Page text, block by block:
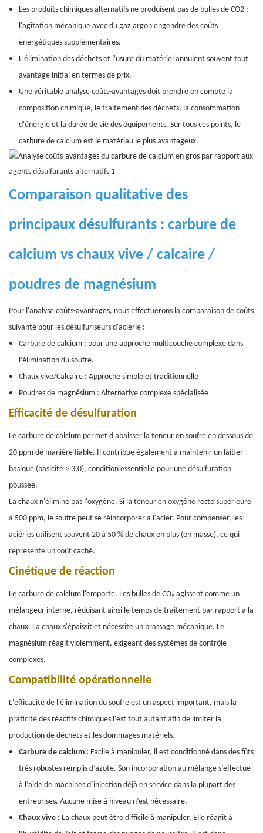
Les produits chimiques alternatifs ne produisent pas de bulles de CO2 ;
l'agitation mécanique avec du gaz argon engendre des coûts
énergétiques supplémentaires.
L'élimination des déchets et l'usure du matériel annulent souvent tout
avantage initial en termes de prix.
Une véritable analyse coûts-avantages doit prendre en compte la
composition chimique, le traitement des déchets, la consommation
d'énergie et la durée de vie des équipements. Sur tous ces points, le
carbure de calcium est le matériau le plus avantageux.
Comparaison qualitative des
principaux désulfurants : carbure de
calcium vs chaux vive / calcaire /
poudres de magnésium
Pour l'analyse coûts-avantages, nous effectuerons la comparaison de coûts
suivante pour les désulfuriseurs d'aciérie :
Carbure de calcium : pour une approche multicouche complexe dans
l’élimination du soufre.
Chaux vive/Calcaire : Approche simple et traditionnelle
Poudres de magnésium : Alternative complexe spécialisée
Efficacité de désulfuration
Le carbure de calcium permet d'abaisser la teneur en soufre en dessous de
20 ppm de manière fiable. Il contribue également à maintenir un laitier
basique (basicité > 3,0), condition essentielle pour une désulfuration
poussée.
La chaux n'élimine pas l'oxygène. Si la teneur en oxygène reste supérieure
à 500 ppm, le soufre peut se réincorporer à l'acier. Pour compenser, les
aciéries utilisent souvent 20 à 50 % de chaux en plus (en masse), ce qui
représente un coût caché.
Cinétique de réaction
Le carbure de calcium l'emporte. Les bulles de CO₂ agissent comme un
mélangeur interne, réduisant ainsi le temps de traitement par rapport à la
chaux. La chaux s'épaissit et nécessite un brassage mécanique. Le
magnésium réagit violemment, exigeant des systèmes de contrôle
complexes.
Compatibilité opérationnelle
L'efficacité de l'élimination du soufre est un aspect important, mais la
praticité des réactifs chimiques l'est tout autant afin de limiter la
production de déchets et les dommages matériels.
Carbure de calcium : Facile à manipuler, il est conditionné dans des fûts
très robustes remplis d’azote. Son incorporation au mélange s’effectue
à l’aide de machines d’injection déjà en service dans la plupart des
entreprises. Aucune mise à niveau n’est nécessaire.
Chaux vive : La chaux peut être difficile à manipuler. Elle réagit à